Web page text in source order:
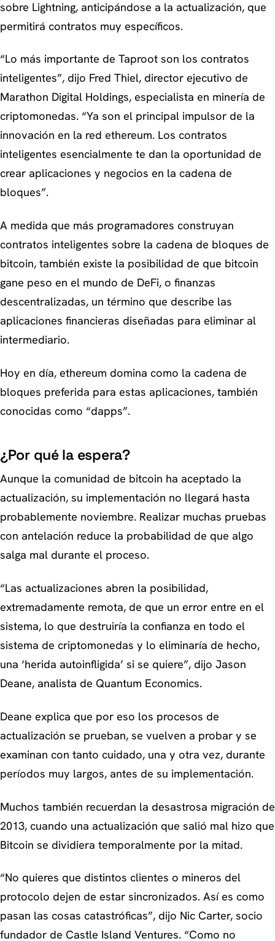
sobre Lightning, anticipándose a la actualización, que
permitirá contratos muy específicos.
“Lo más importante de Taproot son los contratos
inteligentes”, dijo Fred Thiel, director ejecutivo de
Marathon Digital Holdings, especialista en minería de
criptomonedas. “Ya son el principal impulsor de la
innovación en la red ethereum. Los contratos
inteligentes esencialmente te dan la oportunidad de
crear aplicaciones y negocios en la cadena de
bloques”.
A medida que más programadores construyan
contratos inteligentes sobre la cadena de bloques de
bitcoin, también existe la posibilidad de que bitcoin
gane peso en el mundo de DeFi, o finanzas
descentralizadas, un término que describe las
aplicaciones financieras diseñadas para eliminar al
intermediario.
Hoy en día, ethereum domina como la cadena de
bloques preferida para estas aplicaciones, también
conocidas como “dapps”.
¿Por qué la espera?
Aunque la comunidad de bitcoin ha aceptado la
actualización, su implementación no llegará hasta
probablemente noviembre. Realizar muchas pruebas
con antelación reduce la probabilidad de que algo
salga mal durante el proceso.
“Las actualizaciones abren la posibilidad,
extremadamente remota, de que un error entre en el
sistema, lo que destruiría la confianza en todo el
sistema de criptomonedas y lo eliminaría de hecho,
una ‘herida autoinfligida’ si se quiere”, dijo Jason
Deane, analista de Quantum Economics.
Deane explica que por eso los procesos de
actualización se prueban, se vuelven a probar y se
examinan con tanto cuidado, una y otra vez, durante
períodos muy largos, antes de su implementación.
Muchos también recuerdan la desastrosa migración de
2013, cuando una actualización que salió mal hizo que
Bitcoin se dividiera temporalmente por la mitad.
“No quieres que distintos clientes o mineros del
protocolo dejen de estar sincronizados. Así es como
pasan las cosas catastróficas”, dijo Nic Carter, socio
fundador de Castle Island Ventures. “Como no